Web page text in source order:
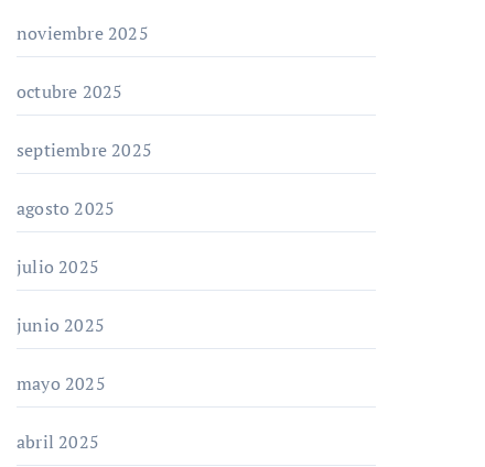
noviembre 2025
octubre 2025
septiembre 2025
agosto 2025
julio 2025
junio 2025
mayo 2025
abril 2025